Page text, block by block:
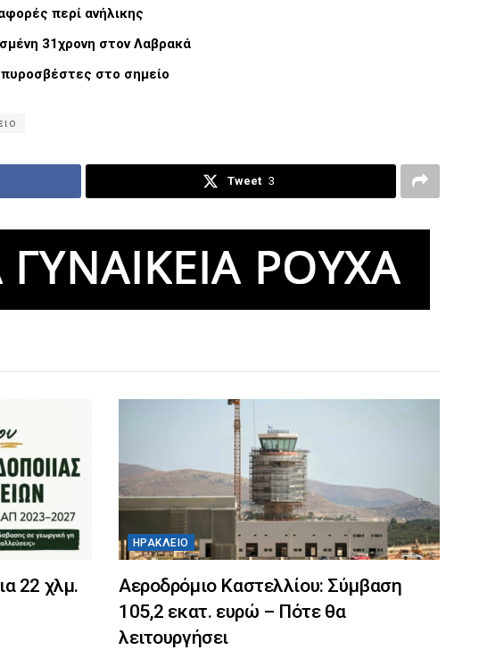
περί ανήλικης
31χρονη στον Λαβρακά
στο σημείο
Tweet 3
22 χλμ.
ΗΡΆΚΛΕΙΟ
Αεροδρόμιο Καστελλίου: Σύμβαση
105,2 εκατ. ευρώ – Πότε θα
λειτουργήσει